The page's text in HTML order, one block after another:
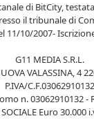
di BitCity,
il tribunale di
11/10/2007-
G11 MEDIA S.R.L.
VALASSINA, 4
P.IVA/C.F.03062910132
n. 03062910132 -
SOCIALE Euro 30.000